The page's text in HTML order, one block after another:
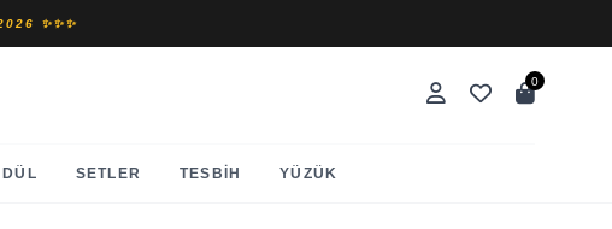
✨✨✨
0
SETLER TESBIH YÜZÜK